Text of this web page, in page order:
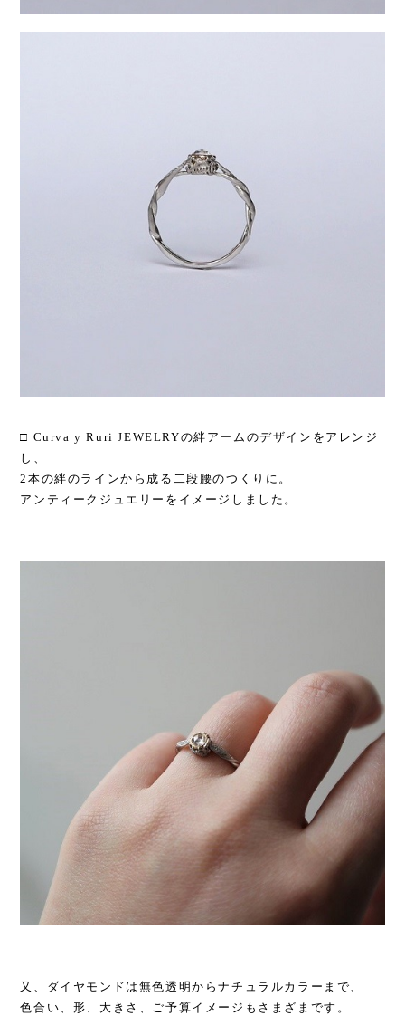
□ Curva y Ruri JEWELRYの絆アームのデザインをアレンジ
し、
2本の絆のラインから成る二段腰のつくりに。
アンティークジュエリーをイメージしました。
又、ダイヤモンドは無色透明からナチュラルカラーまで、
色合い、形、大きさ、ご予算イメージもさまざまです。